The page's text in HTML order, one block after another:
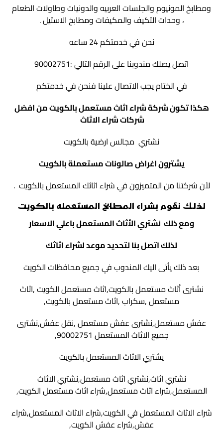
ومطابخ المونيوم والجلسات العربيه والدونيات وطاولات الطعام
، وحدات التكيف والمكيفات ومطابخ الاستيل .
نحن في خدمتكم 24 ساعه
اتصل يصلك مندوبنا على الرقم التالي :90002751
في الختام يجب الاتصال علينا فنحن في خدمتكم
هكذا تكون شركة شراء اثاث مستعمل بالكويت من افضل
شركات شراء الاثاث
نشتري مجالس ارضية بالكويت
يشترون اغراض صالونات مستعملة بالكويت
لأن شركتنا من المتميزون في شراء اثاثك المستعمل بالكويت .
لذلك نقوم بشراء المطابخ المستعمله بالكويت
ومع ذلك نشتري الأثاث المستعمل باعلي الاسعار
لذلك اتصل بنا لتحديد موعد لشراء اثاثك
بعد ذلك يأتى اليك المندوب في جميع محافظات الكويت
نشترى أثاث مستعمل بالكويت,اثاث مستعمل الكويت ,اثاث
مستعمل ,سكراب ,اثاث مستعمل بالكويت,
عفش مستعمل,نشترى عفش مستعمل ,نقل عفش,نشترى
جميع الاثاث المستعمل 90002751,
يشتري الاثاث المستعمل بالكويت
نشتري اثاث,نشتري اثاث مستعمل,نشتري الاثاث
المستعمل,شراء اثاث مستعمل,شراء اثاث مستعمل الكويت,
شراء الاثاث المستعمل في الكويت,شراء الاثاث المستعمل,شراء
عفش,شراء عفش الكويت,